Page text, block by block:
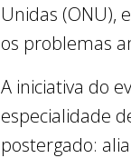
Unidas (ONU),
os problemas
A iniciativa do
especialidade
postergado: